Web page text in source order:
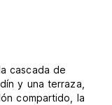
cascada de
y una terraza,
compartido, la